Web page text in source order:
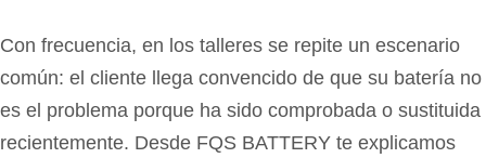
Con frecuencia, en los talleres se repite un escenario
común: el cliente llega convencido de que su batería no
es el problema porque ha sido comprobada o sustituida
recientemente. Desde FQS BATTERY te explicamos